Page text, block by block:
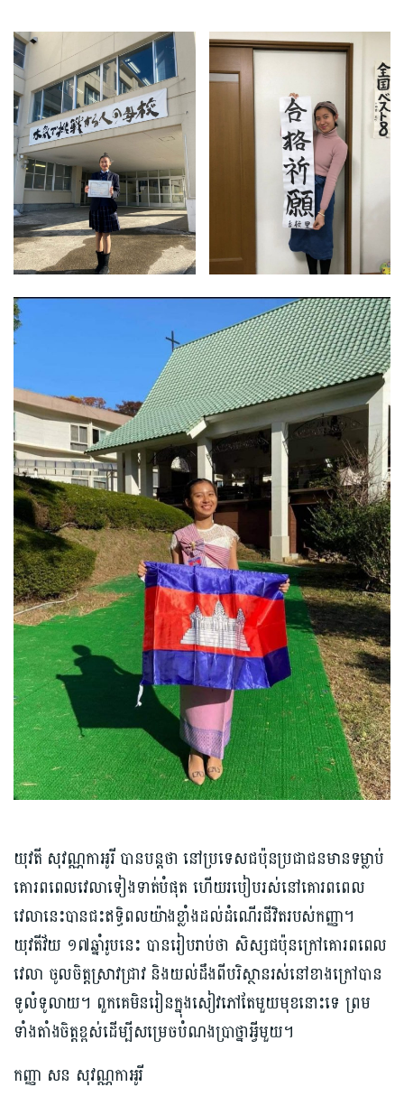
យុវតី សុវណ្ណកាអូរី បានបន្តថា នៅប្រទេសជប៉ុនប្រជាជនមានទម្លាប់
គោរពពេលវេលាទៀងទាត់បំផុត ហើយរបៀបរស់នៅគោរពពេល
វេលានេះ​បានជះឥទ្ធិពលយ៉ាងខ្លាំងដល់ដំណើរជីវិតរបស់កញ្ញា។
យុវតីវ័យ ១៧ឆ្នាំរូបនេះ បានរៀបរាប់ថា សិស្សជប៉ុនក្រៅគោរពពេល
វេលា ចូលចិត្តស្រាវជ្រាវ និងយល់ដឹងពីបរិស្ថានរស់នៅខាងក្រៅបាន
ទូលំទូលាយ។ ពួកគេមិនរៀនក្នុងសៀវភៅតែមួយមុខនោះទេ ព្រម
ទាំងតាំងចិត្តខ្ពស់ដើម្បីសម្រេចបំណងប្រាថ្នាអ្វីមួយ។
កញ្ញា សន សុវណ្ណកាអូរី